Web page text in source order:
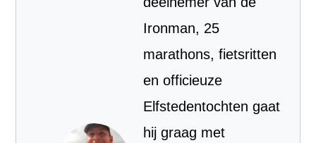
Ironman, 25
marathons, fietsritten
en officieuze
Elfstedentochten gaat
hij graag met